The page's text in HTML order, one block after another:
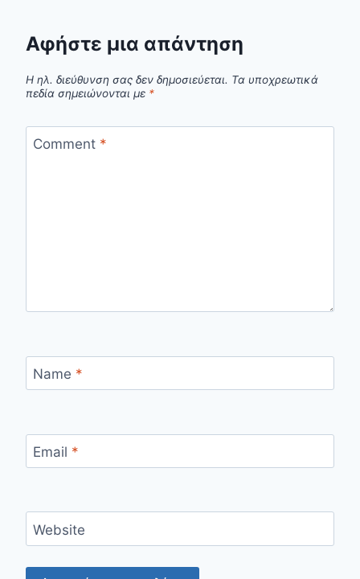
Αφήστε μια απάντηση
Η ηλ. διεύθυνση σας δεν δημοσιεύεται. Τα υποχρεωτικά
πεδία σημειώνονται με *
Comment *
Name *
Email *
Website